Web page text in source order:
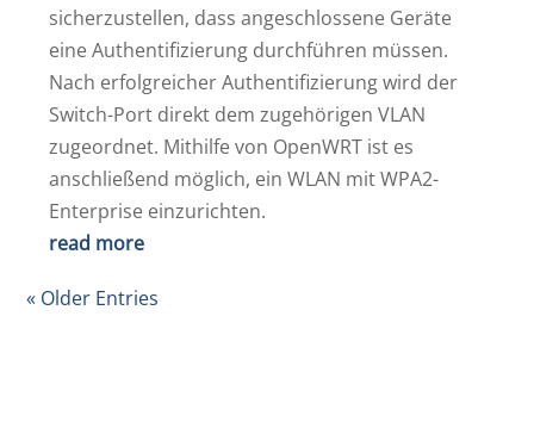
sicherzustellen, dass angeschlossene Geräte
eine Authentifizierung durchführen müssen.
Nach erfolgreicher Authentifizierung wird der
Switch-Port direkt dem zugehörigen VLAN
zugeordnet. Mithilfe von OpenWRT ist es
anschließend möglich, ein WLAN mit WPA2-
Enterprise einzurichten.
read more
« Older Entries